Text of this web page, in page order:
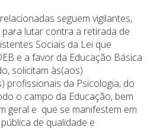
seguem vigilantes,
lutar contra a retirada de
Sociais da Lei que
e a favor da Educação Básica
solicitam às(aos)
profissionais da Psicologia, do
o campo da Educação, bem
geral e que se manifestem em
de qualidade e